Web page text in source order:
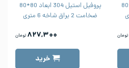
پروفیل استیل 304 ابعاد 80*80
تومان
پروفیل استیل 304 ابعاد 80*80
ضخامت 2 براق شاخه 6 متری
۸۲۷,۳۰۰ تومان
خرید